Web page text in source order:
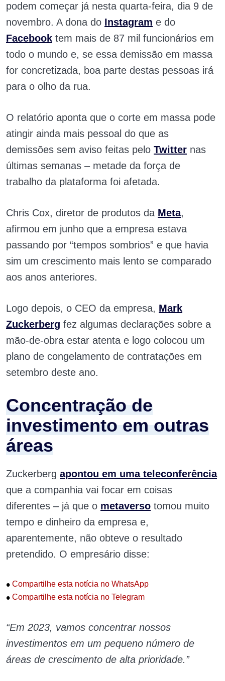
podem começar já nesta quarta-feira, dia 9 de
novembro. A dona do Instagram e do
Facebook tem mais de 87 mil funcionários em
todo o mundo e, se essa demissão em massa
for concretizada, boa parte destas pessoas irá
para o olho da rua.
O relatório aponta que o corte em massa pode
atingir ainda mais pessoal do que as
demissões sem aviso feitas pelo Twitter nas
últimas semanas – metade da força de
trabalho da plataforma foi afetada.
Chris Cox, diretor de produtos da Meta,
afirmou em junho que a empresa estava
passando por “tempos sombrios” e que havia
sim um crescimento mais lento se comparado
aos anos anteriores.
Logo depois, o CEO da empresa, Mark
Zuckerberg fez algumas declarações sobre a
mão-de-obra estar atenta e logo colocou um
plano de congelamento de contratações em
setembro deste ano.
Concentração de
investimento em outras
áreas
Zuckerberg apontou em uma teleconferência
que a companhia vai focar em coisas
diferentes – já que o metaverso tomou muito
tempo e dinheiro da empresa e,
aparentemente, não obteve o resultado
pretendido. O empresário disse:
• Compartilhe esta notícia no WhatsApp
• Compartilhe esta notícia no Telegram
“Em 2023, vamos concentrar nossos
investimentos em um pequeno número de
áreas de crescimento de alta prioridade.”